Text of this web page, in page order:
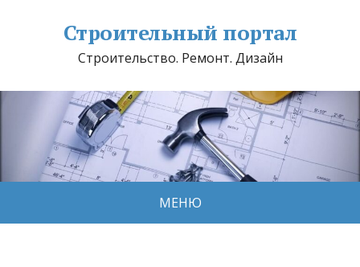
Строительный портал
Строительство. Ремонт. Дизайн
МЕНЮ